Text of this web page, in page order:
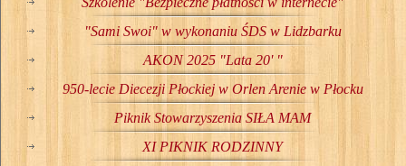
"Sami Swoi" w wykonaniu ŚDS w Lidzbarku
AKON 2025 "Lata 20' "
950-lecie Diecezji Płockiej w Orlen Arenie w Płocku
Piknik Stowarzyszenia SIŁA MAM
XI PIKNIK RODZINNY